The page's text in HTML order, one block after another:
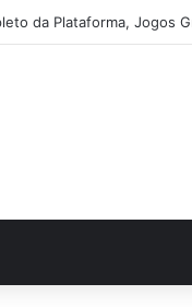
da Plataforma, Jogos